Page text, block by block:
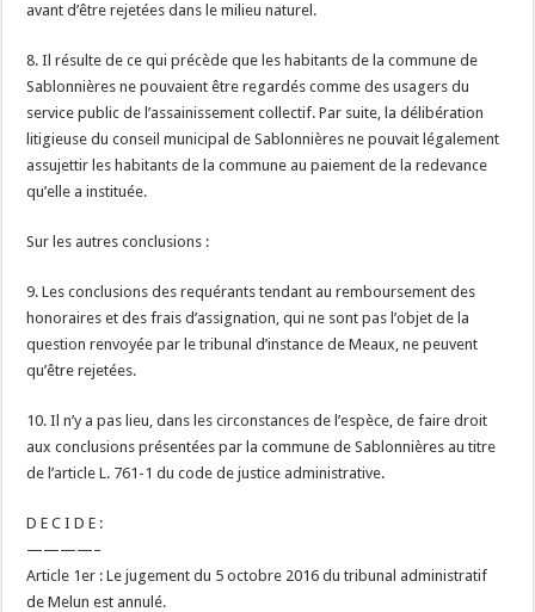
avant d’être rejetées dans le milieu naturel.
8. Il résulte de ce qui précède que les habitants de la commune de
Sablonnières ne pouvaient être regardés comme des usagers du
service public de l’assainissement collectif. Par suite, la délibération
litigieuse du conseil municipal de Sablonnières ne pouvait légalement
assujettir les habitants de la commune au paiement de la redevance
qu’elle a instituée.
Sur les autres conclusions :
9. Les conclusions des requérants tendant au remboursement des
honoraires et des frais d’assignation, qui ne sont pas l’objet de la
question renvoyée par le tribunal d’instance de Meaux, ne peuvent
qu’être rejetées.
10. Il n’y a pas lieu, dans les circonstances de l’espèce, de faire droit
aux conclusions présentées par la commune de Sablonnières au titre
de l’article L. 761-1 du code de justice administrative.
D E C I D E :
————–
Article 1er : Le jugement du 5 octobre 2016 du tribunal administratif
de Melun est annulé.